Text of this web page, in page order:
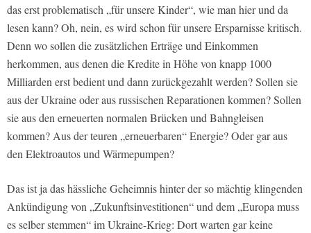
das erst problematisch „für unsere Kinder“, wie man hier und da
lesen kann? Oh, nein, es wird schon für unsere Ersparnisse kritisch.
Denn wo sollen die zusätzlichen Erträge und Einkommen
herkommen, aus denen die Kredite in Höhe von knapp 1000
Milliarden erst bedient und dann zurückgezahlt werden? Sollen sie
aus der Ukraine oder aus russischen Reparationen kommen? Sollen
sie aus den erneuerten normalen Brücken und Bahngleisen
kommen? Aus der teuren „erneuerbaren“ Energie? Oder gar aus
den Elektroautos und Wärmepumpen?
Das ist ja das hässliche Geheimnis hinter der so mächtig klingenden
Ankündigung von „Zukunftsinvestitionen“ und dem „Europa muss
es selber stemmen“ im Ukraine-Krieg: Dort warten gar keine